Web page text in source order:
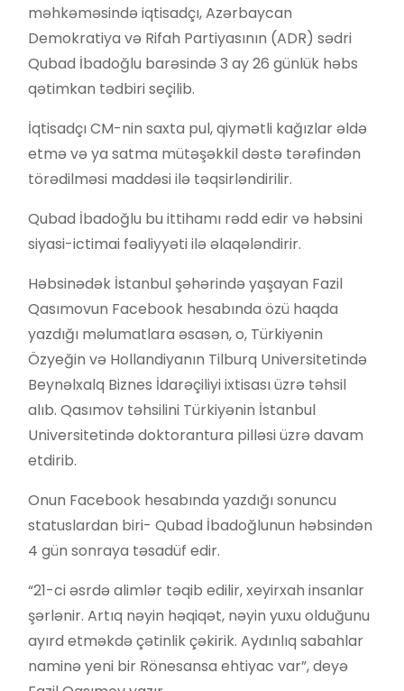
məhkəməsində iqtisadçı, Azərbaycan
Demokratiya və Rifah Partiyasının (ADR) sədri
Qubad İbadoğlu barəsində 3 ay 26 günlük həbs
qətimkan tədbiri seçilib.
İqtisadçı CM-nin saxta pul, qiymətli kağızlar əldə
etmə və ya satma mütəşəkkil dəstə tərəfindən
törədilməsi maddəsi ilə təqsirləndirilir.
Qubad İbadoğlu bu ittihamı rədd edir və həbsini
siyasi-ictimai fəaliyyəti ilə əlaqələndirir.
Həbsinədək İstanbul şəhərində yaşayan Fazil
Qasımovun Facebook hesabında özü haqda
yazdığı məlumatlara əsasən, o, Türkiyənin
Özyeğin və Hollandiyanın Tilburq Universitetində
Beynəlxalq Biznes İdarəçiliyi ixtisası üzrə təhsil
alıb. Qasımov təhsilini Türkiyənin İstanbul
Universitetində doktorantura pilləsi üzrə davam
etdirib.
Onun Facebook hesabında yazdığı sonuncu
statuslardan biri- Qubad İbadoğlunun həbsindən
4 gün sonraya təsadüf edir.
“21-ci əsrdə alimlər təqib edilir, xeyirxah insanlar
şərlənir. Artıq nəyin həqiqət, nəyin yuxu olduğunu
ayırd etməkdə çətinlik çəkirik. Aydınlıq sabahlar
naminə yeni bir Rönesansa ehtiyac var”, deyə